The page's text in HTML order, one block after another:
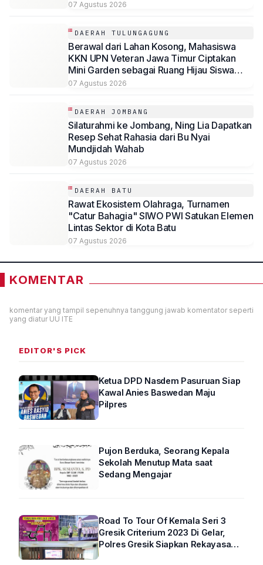
07 Agustus 2026
DAERAH TULUNGAGUNG
Berawal dari Lahan Kosong, Mahasiswa
KKN UPN Veteran Jawa Timur Ciptakan
Mini Garden sebagai Ruang Hijau Siswa
SMP Al-Azhaar Tulungagung
07 Agustus 2026
DAERAH JOMBANG
Silaturahmi ke Jombang, Ning Lia Dapatkan
Resep Sehat Rahasia dari Bu Nyai
Mundjidah Wahab
07 Agustus 2026
DAERAH BATU
Rawat Ekosistem Olahraga, Turnamen
"Catur Bahagia" SIWO PWI Satukan Elemen
Lintas Sektor di Kota Batu
07 Agustus 2026
KOMENTAR
komentar yang tampil sepenuhnya tanggung jawab komentator seperti
yang diatur UU ITE
EDITOR'S PICK
Ketua DPD Nasdem Pasuruan Siap
Kawal Anies Baswedan Maju
Pilpres
Pujon Berduka, Seorang Kepala
Sekolah Menutup Mata saat
Sedang Mengajar
Road To Tour Of Kemala Seri 3
Gresik Criterium 2023 Di Gelar,
Polres Gresik Siapkan Rekayasa